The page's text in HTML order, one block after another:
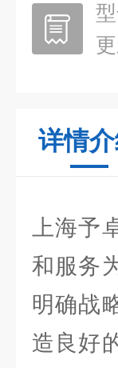
型
详情
上海予
和服务
明确战
造良好